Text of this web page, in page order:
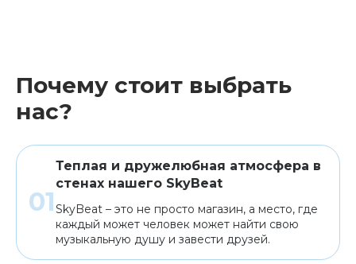
Почему стоит выбрать
нас?
Теплая и дружелюбная атмосфера в
стенах нашего SkyBeat
SkyBeat – это не просто магазин, а место, где
каждый может человек может найти свою
музыкальную душу и завести друзей.